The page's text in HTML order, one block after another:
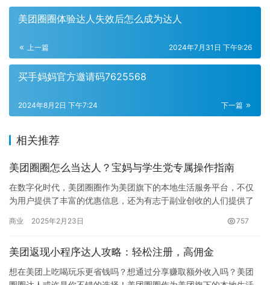
美团圈圈体验达人失效后怎么成为达人
上一篇 2024年7月31日 下午9:26
买手妈妈官方邀请码7625568
下一篇
2024年8月2日 下午7:24
相关推荐
美团圈圈怎么当达人？宝妈与学生党专属操作指南
在数字化时代，美团圈圈作为美团旗下的本地生活服务平台，不仅
为用户提供了丰富的优惠信息，还为有志于副业创收的人们提供了
如何通…
商业 2025年2月23日 757
美团返现小程序达人攻略：轻松注册，高佣金
想在美团上吃喝玩乐更省钱吗？想通过分享赚取额外收入吗？美团